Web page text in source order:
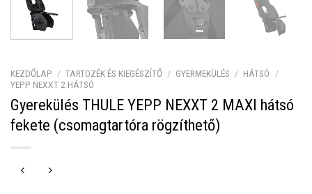
KEZDŐLAP / TARTOZÉK ÉS KIEGÉSZÍTŐ / GYERMEKÜLÉS / HÁTSÓ
/
YEPP NEXXT 2 HÁTSÓ
Gyerekülés THULE YEPP NEXXT 2 MAXI hátsó
fekete (csomagtartóra rögzíthető)